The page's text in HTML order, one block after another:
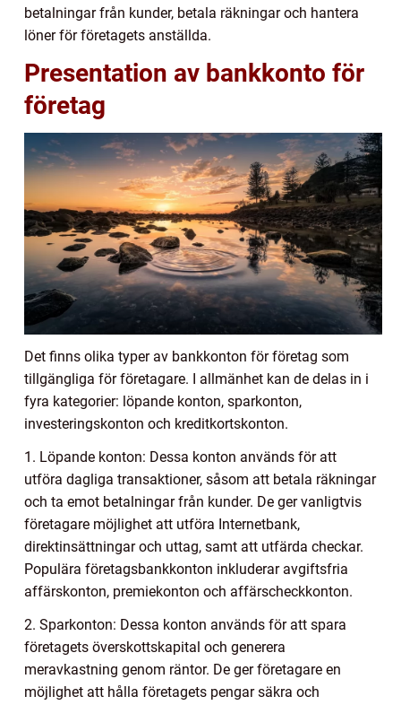
betalningar från kunder, betala räkningar och hantera
löner för företagets anställda.
Presentation av bankkonto för
företag
Det finns olika typer av bankkonton för företag som
tillgängliga för företagare. I allmänhet kan de delas in i
fyra kategorier: löpande konton, sparkonton,
investeringskonton och kreditkortskonton.
1. Löpande konton: Dessa konton används för att
utföra dagliga transaktioner, såsom att betala räkningar
och ta emot betalningar från kunder. De ger vanligtvis
företagare möjlighet att utföra Internetbank,
direktinsättningar och uttag, samt att utfärda checkar.
Populära företagsbankkonton inkluderar avgiftsfria
affärskonton, premiekonton och affärscheckkonton.
2. Sparkonton: Dessa konton används för att spara
företagets överskottskapital och generera
meravkastning genom räntor. De ger företagare en
möjlighet att hålla företagets pengar säkra och